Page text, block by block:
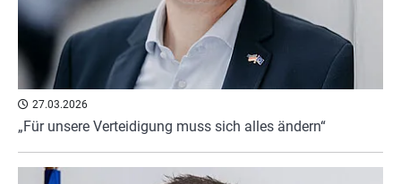
27.03.2026
„Für unsere Verteidigung muss sich alles ändern“